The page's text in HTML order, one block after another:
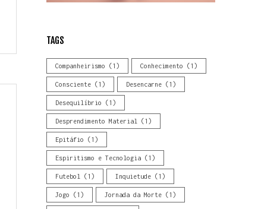
TAGS
Companheirismo (1) Conhecimento (1)
Consciente(1) Desencarne(1)
Desequilíbrio (1)
Desprendimento Material (1)
Epitáfio (1)
Espiritismo e Tecnologia(1)
Futebol (1) Inquietude(1)
Jogo (1) Jornada da Morte(1)